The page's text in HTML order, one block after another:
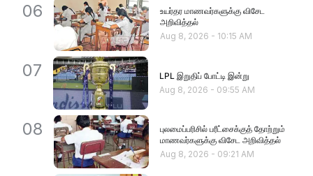
06
உயர்தர மாணவர்களுக்கு விசேட
அறிவித்தல்
Aug 8, 2026 - 10:15 AM
07
LPL இறுதிப் போட்டி இன்று
Aug 8, 2026 - 09:55 AM
08
புலமைப்பரிசில் பரீட்சைக்குத் தோற்றும்
மாணவர்களுக்கு விசேட அறிவித்தல்
Aug 8, 2026 - 09:21 AM